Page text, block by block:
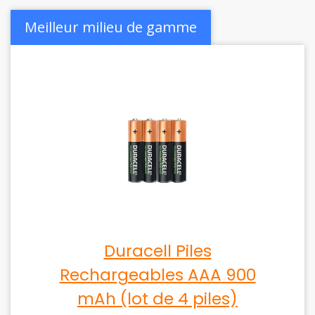
Meilleur milieu de gamme
Duracell Piles
Rechargeables AAA 900
mAh (lot de 4 piles)